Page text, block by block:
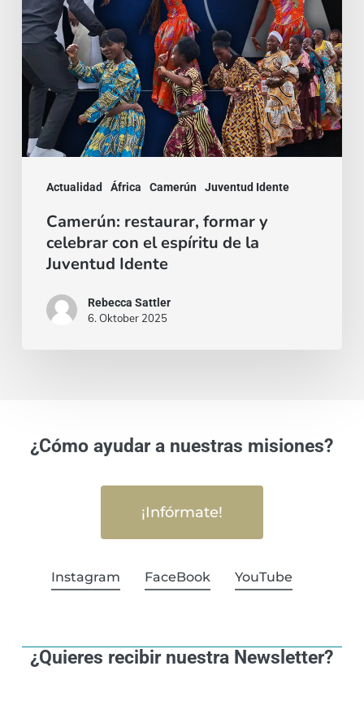
Actualidad África Camerún Juventud Idente
celebrar
con
el
espíritu
la
Camerún: restaurar, formar y
celebrar con el espíritu de la
Juventud Idente
Rebecca Sattler
6. Oktober 2025
¿Cómo ayudar a nuestras misiones?
¡Infórmate!
Instagram FaceBook YouTube
¿Quieres recibir nuestra Newsletter?